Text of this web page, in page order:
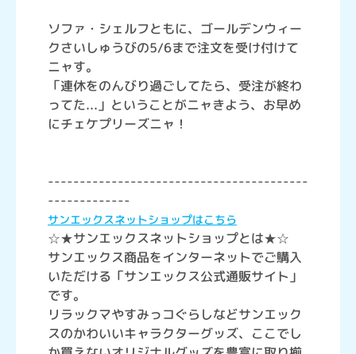
ソファ・シェルフともに、ゴールデンウィー
クさいしゅうびの5/6まで注文を受け付けて
ニャす。
「連休をのんびり過ごしてたら、受注が終わ
ってた...」ということがニャきよう、お早め
にチェケプリーズニャ！
-----------------------------------------
-------------
サンエックスネットショップはこちら
☆★サンエックスネットショップとは★☆
サンエックス商品をインターネットでご購入
いただける「サンエックス公式通販サイト」
です。
リラックマやすみっコぐらしなどサンエック
スのかわいいキャラクターグッズ、ここでし